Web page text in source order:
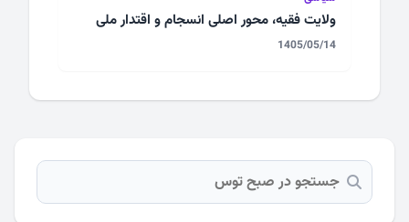
ولایت فقیه، محور اصلی انسجام و اقتدار ملی
1405/05/14